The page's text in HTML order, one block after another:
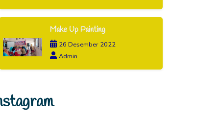
Make Up Painting
26 Desember 2022
Admin